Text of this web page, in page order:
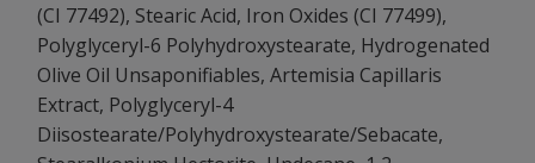
(CI 77492), Stearic Acid, Iron Oxides (CI 77499),
Polyglyceryl-6 Polyhydroxystearate, Hydrogenated
Olive Oil Unsaponifiables, Artemisia Capillaris
Extract, Polyglyceryl-4
Diisostearate/Polyhydroxystearate/Sebacate,